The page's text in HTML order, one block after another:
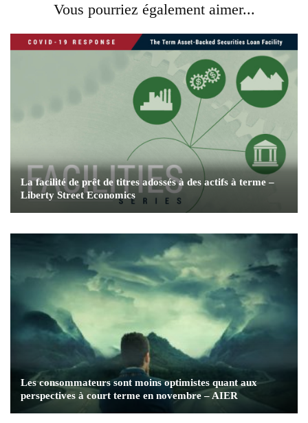
Vous pourriez également aimer...
La facilité de prêt de titres adossés à des actifs à terme –
Liberty Street Economics
Les consommateurs sont moins optimistes quant aux
perspectives à court terme en novembre – AIER